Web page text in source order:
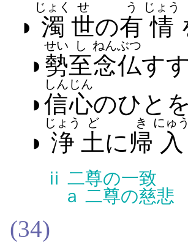
◗ 濁
じょく
世
せ
の有
う
情
じょう
◗ 勢
せい
至
し
念仏
ねんぶつ
す
◗信心
しんじん
の​ひと​を
◗ 浄
じょう
土
ど
に帰
き
入
にゅう
ⅱ 二尊の一致
ａ 二尊の慈悲
(34)